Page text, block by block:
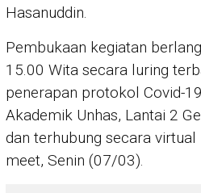
Hasanuddin.
Pembukaan kegiatan
15.00 Wita secara luring
penerapan protokol Covid-
Akademik Unhas, Lantai 2
dan terhubung secara
meet, Senin (07/03).